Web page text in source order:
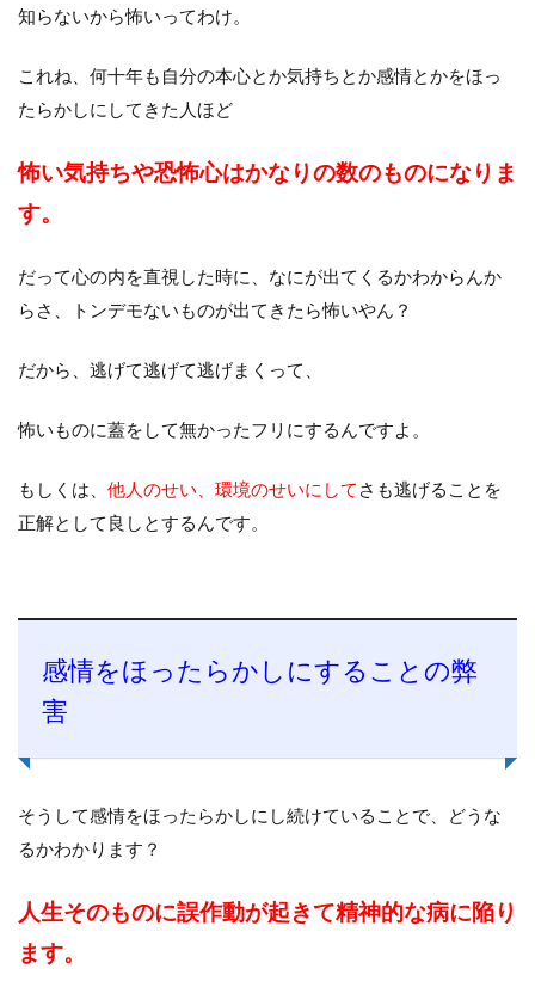
知らないから怖いってわけ。
これね、何十年も自分の本心とか気持ちとか感情とかをほっ
たらかしにしてきた人ほど
怖い気持ちや恐怖心はかなりの数のものになりま
す。
だって心の内を直視した時に、なにが出てくるかわからんか
らさ、トンデモないものが出てきたら怖いやん？
だから、逃げて逃げて逃げまくって、
怖いものに蓋をして無かったフリにするんですよ。
もしくは、 他人のせい、環境のせいにして さも逃げることを
正解として良しとするんです。
感情をほったらかしにすることの弊
害
そうして感情をほったらかしにし続けていることで、どうな
るかわかります？
人生そのものに誤作動が起きて精神的な病に陥り
ます。